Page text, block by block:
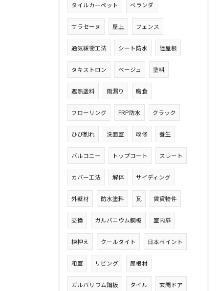
タイルカーペット ベランダ
サラセーヌ 屋上 フェンス
通気緩衝工法 シート防水 陸屋根
タキストロン ベージュ 塗料
遮熱塗料 雨漏り 腐食
フローリング FRP防水 クラック
ひび割れ 洗面室 改修 養生
バルコニー トップコート スレート
カバー工法 解体 サイディング
外壁材 防水塗料 瓦 賃貸物件
交換 ガルバニウム鋼板 室内扉
棟押え クールタイト 日本ペイント
和室 リビング 屋根材
ガルバリウム鋼板 タイル 玄関ドア